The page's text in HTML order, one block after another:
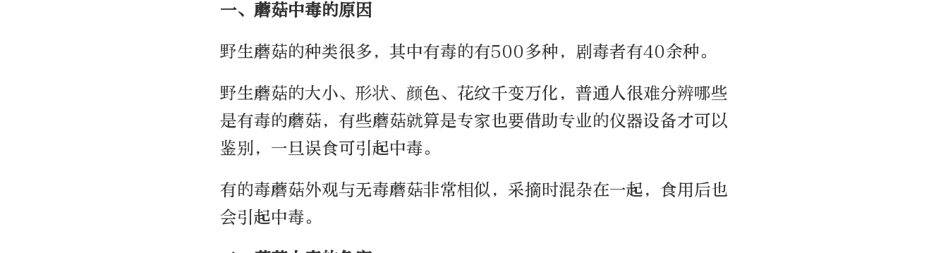
一、蘑菇中毒的原因
野生蘑菇的种类很多，其中有毒的有500多种，剧毒者有40余种。
野生蘑菇的大小、形状、颜色、花纹千变万化，普通人很难分辨哪些
是有毒的蘑菇，有些蘑菇就算是专家也要借助专业的仪器设备才可以
鉴别，一旦误食可引起中毒。
有的毒蘑菇外观与无毒蘑菇非常相似，采摘时混杂在一起，食用后也
会引起中毒。